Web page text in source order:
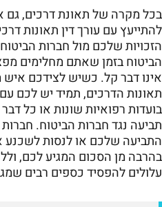
בכל מקרה של תאונת דרכים,
להתייעץ עם עורך דין תאונות
הזכויות שלכם מול חברות
הביטוח בזמן שאתם מחלימים
אינו דבר קל. כשיש לצידכם איש
תאונות הדרכים, תמיד יש לכם עם
בועדות רפואיות שונות או כל
תביעה נגד חברות הביטוח.
התביעה שלכם או לנסות
בהרבה מן הסכום המגיע לכם,
עלולים להפסיד כספים רבים